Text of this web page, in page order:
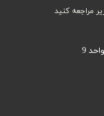
مراجعه کنید
9